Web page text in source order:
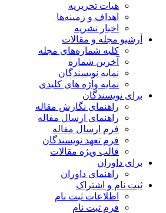
هیات تحریریه
اهداف و زمینه‌ها
اخبار نشریه
آرشیو مجله و مقالات
کلیه شماره‌های مجله
آخرین شماره
نمایه نویسندگان
نمایه واژه های کلیدی
برای نویسندگان
راهنمای نگارش مقاله
راهنمای ارسال مقاله
فرم ارسال مقاله
فرم تعهد نویسندگان
قالب ویژه مقالات
برای داوران
راهنمای داوران
ثبت نام و اشتراک
اطلاعات ثبت نام
فرم ثبت نام